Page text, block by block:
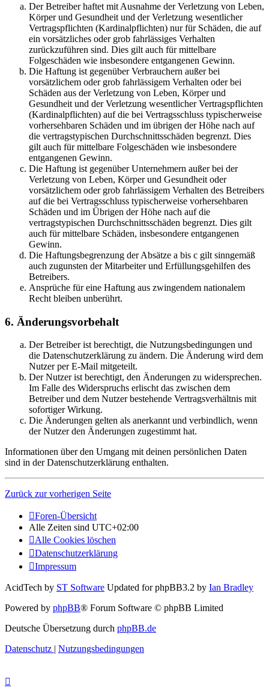
Der Betreiber haftet mit Ausnahme der Verletzung von Leben,
Körper und Gesundheit und der Verletzung wesentlicher
Vertragspflichten (Kardinalpflichten) nur für Schäden, die auf
ein vorsätzliches oder grob fahrlässiges Verhalten
zurückzuführen sind. Dies gilt auch für mittelbare
Folgeschäden wie insbesondere entgangenen Gewinn.
Die Haftung ist gegenüber Verbrauchern außer bei
vorsätzlichem oder grob fahrlässigem Verhalten oder bei
Schäden aus der Verletzung von Leben, Körper und
Gesundheit und der Verletzung wesentlicher Vertragspflichten
(Kardinalpflichten) auf die bei Vertragsschluss typischerweise
vorhersehbaren Schäden und im übrigen der Höhe nach auf
die vertragstypischen Durchschnittsschäden begrenzt. Dies
gilt auch für mittelbare Folgeschäden wie insbesondere
entgangenen Gewinn.
Die Haftung ist gegenüber Unternehmern außer bei der
Verletzung von Leben, Körper und Gesundheit oder
vorsätzlichem oder grob fahrlässigem Verhalten des Betreibers
auf die bei Vertragsschluss typischerweise vorhersehbaren
Schäden und im Übrigen der Höhe nach auf die
vertragstypischen Durchschnittsschäden begrenzt. Dies gilt
auch für mittelbare Schäden, insbesondere entgangenen
Gewinn.
Die Haftungsbegrenzung der Absätze a bis c gilt sinngemäß
auch zugunsten der Mitarbeiter und Erfüllungsgehilfen des
Betreibers.
Ansprüche für eine Haftung aus zwingendem nationalem
Recht bleiben unberührt.
6. Änderungsvorbehalt
Der Betreiber ist berechtigt, die Nutzungsbedingungen und
die Datenschutzerklärung zu ändern. Die Änderung wird dem
Nutzer per E-Mail mitgeteilt.
Der Nutzer ist berechtigt, den Änderungen zu widersprechen.
Im Falle des Widerspruchs erlischt das zwischen dem
Betreiber und dem Nutzer bestehende Vertragsverhältnis mit
sofortiger Wirkung.
Die Änderungen gelten als anerkannt und verbindlich, wenn
der Nutzer den Änderungen zugestimmt hat.
Informationen über den Umgang mit deinen persönlichen Daten
sind in der Datenschutzerklärung enthalten.
Zurück zur vorherigen Seite
Foren-Übersicht
Alle Zeiten sind UTC+02:00
Alle Cookies löschen
Datenschutzerklärung
Impressum
AcidTech by ST Software Updated for phpBB3.2 by Ian Bradley
Powered by phpBB® Forum Software © phpBB Limited
Deutsche Übersetzung durch phpBB.de
Datenschutz | Nutzungsbedingungen